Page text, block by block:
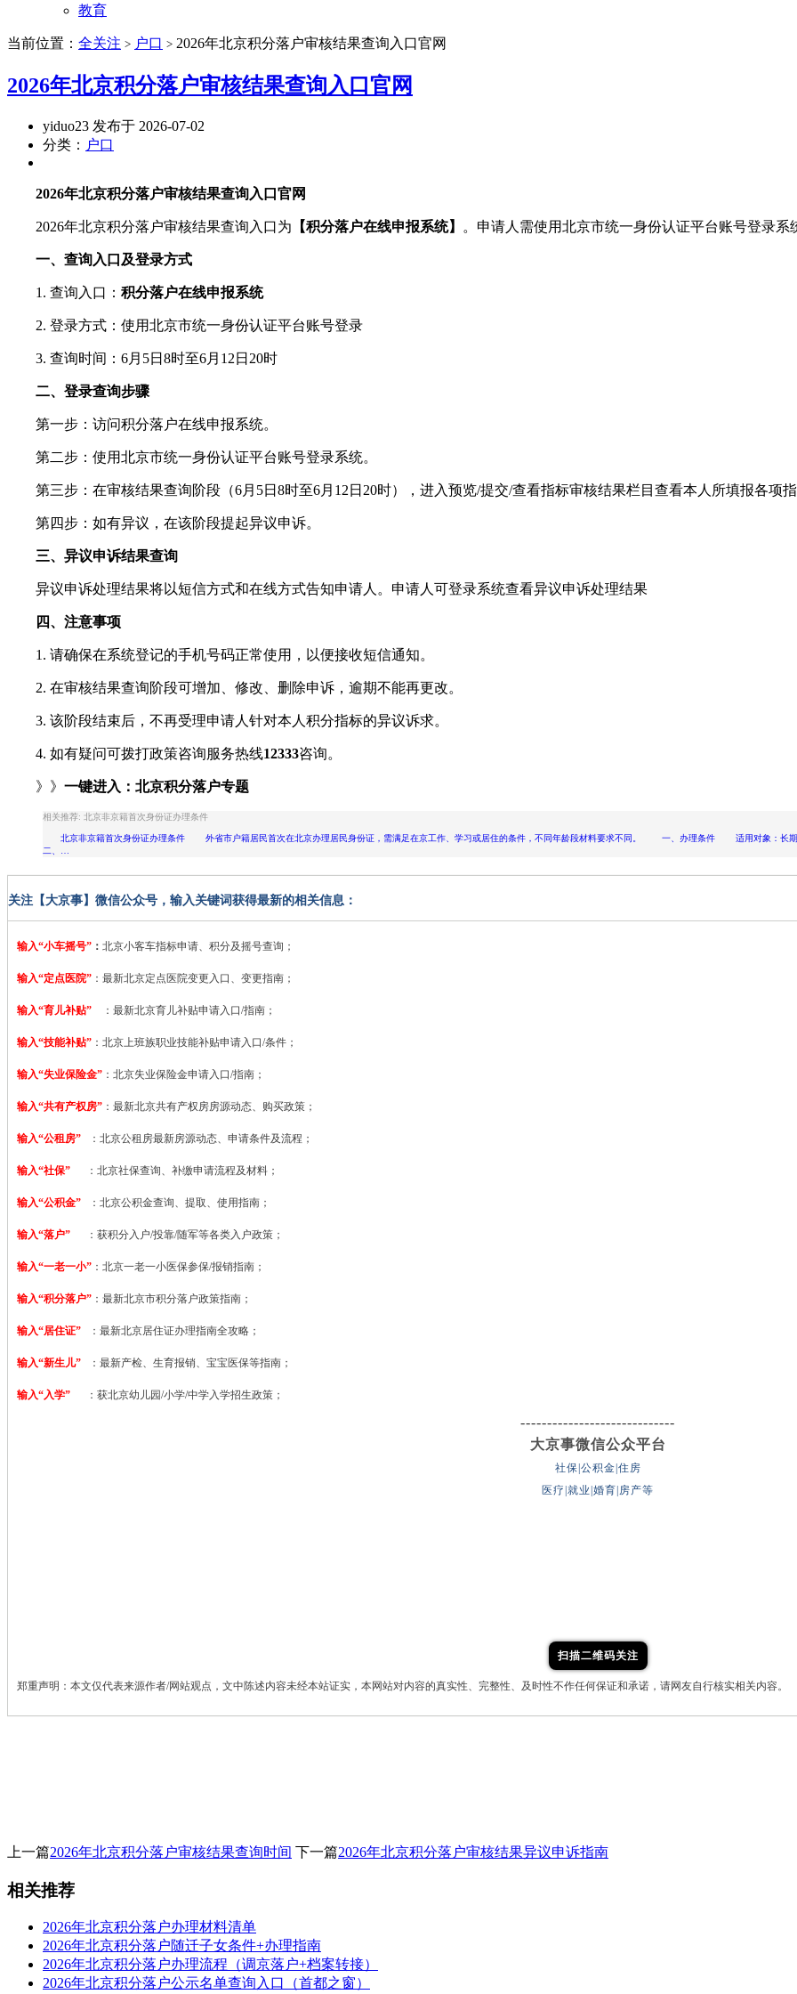
教育
当前位置： 全关注 > 户口 > 2026年北京积分落户审核结果查询入口官网
2026年北京积分落户审核结果查询入口官网
yiduo23 发布于 2026-07-02
分类： 户口
2026年北京积分落户审核结果查询入口官网
2026年北京积分落户审核结果查询入口为 【积分落户在线申报系统】 。申请人需使用北京市统一身份认证平台账号登录系
一、查询入口及登录方式
1. 查询入口： 积分落户在线申报系统
2. 登录方式：使用北京市统一身份认证平台账号登录
3. 查询时间：6月5日8时至6月12日20时
二、登录查询步骤
第一步：访问积分落户在线申报系统。
第二步：使用北京市统一身份认证平台账号登录系统。
第三步：在审核结果查询阶段（6月5日8时至6月12日20时），进入预览/提交/查看指标审核结果栏目查看本人所填报各项指
第四步：如有异议，在该阶段提起异议申诉。
三、异议申诉结果查询
异议申诉处理结果将以短信方式和在线方式告知申请人。申请人可登录系统查看异议申诉处理结果
四、注意事项
1. 请确保在系统登记的手机号码正常使用，以便接收短信通知。
2. 在审核结果查询阶段可增加、修改、删除申诉，逾期不能再更改。
3. 该阶段结束后，不再受理申请人针对本人积分指标的异议诉求。
4. 如有疑问可拨打政策咨询服务热线12333咨询。
》》 一键进入： 北京积分落户专题
相关推荐: 北京非京籍首次身份证办理条件
北京非京籍首次身份证办理条件 外省市户籍居民首次在北京办理居民身份证，需满足在京工作、学习或居住的条件，不同年龄段材料要求不同。 一、办理条件 适用对象：
二、…
关注【大京事】微信公众号，输入关键词获得最新的相关信息：
输入“小车摇号” ： 北京小客车指标申请、积分及摇号查询；
输入“定点医院” ： 最新北京定点医院变更入口、变更指南；
输入“育儿补贴” ：最新北京育儿补贴申请入口/指南；
输入“技能补贴” ： 北京上班族职业技能补贴申请入口/条件；
输入“失业保险金” ：北京失业保险金申请入口/指南；
输入“共有产权房” ：最新北京共有产权房房源动态、购买政策；
输入“公租房” ：北京公租房最新房源动态、申请条件及流程；
输入“社保” ：北京社保查询、补缴申请流程及材料；
输入“公积金” ：北京公积金查询、提取、使用指南；
输入“落户” ：获积分入户/投靠/随军等各类入户政策；
输入“一老一小” ：北京一老一小医保参保/报销指南；
输入“积分落户” ：最新北京市积分落户政策指南；
输入“居住证” ：最新北京居住证办理指南全攻略；
输入“新生儿” ：最新产检、生育报销、宝宝医保等指南；
输入“入学” ：获北京幼儿园/小学/中学入学招生政策；
-----------------------------
大京事微信公众平台
社保|公积金|住房
医疗|就业|婚育|房产等
扫描二维码关注
郑重声明：本文仅代表来源作者/网站观点，文中陈述内容未经本站证实，本网站对内容的真实性、完整性、及时性不作任何保证和承诺，请网友自行核实相关内容。
上一篇2026年北京积分落户审核结果查询时间 下一篇2026年北京积分落户审核结果异议申诉指南
相关推荐
2026年北京积分落户办理材料清单
2026年北京积分落户随迁子女条件+办理指南
2026年北京积分落户办理流程（调京落户+档案转接）
2026年北京积分落户公示名单查询入口（首都之窗）